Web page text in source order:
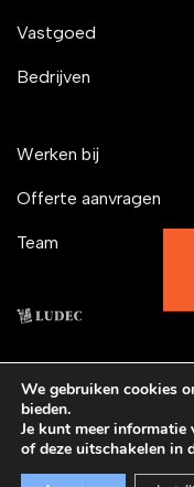
Vastgoed
Bedrijven
Werken bij
Offerte aanvragen
Team
© 2026 Ludec. Alle
voorbehouden.
We gebruiken cookies
bieden.
Je kunt meer informatie
of deze uitschakelen in